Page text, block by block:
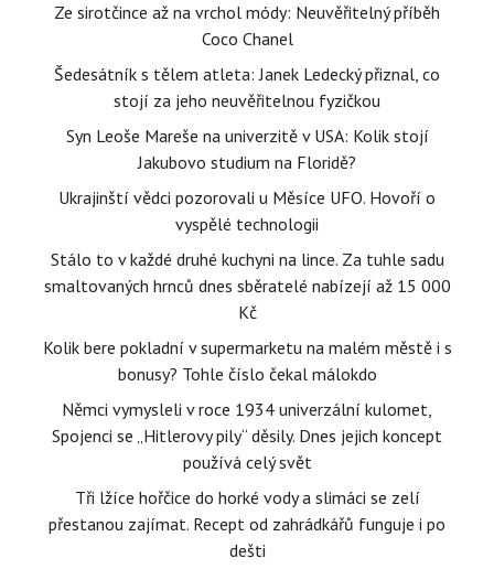
Ze sirotčince až na vrchol módy: Neuvěřitelný příběh
Coco Chanel
Šedesátník s tělem atleta: Janek Ledecký přiznal, co
stojí za jeho neuvěřitelnou fyzičkou
Syn Leoše Mareše na univerzitě v USA: Kolik stojí
Jakubovo studium na Floridě?
Ukrajinští vědci pozorovali u Měsíce UFO. Hovoří o
vyspělé technologii
Stálo to v každé druhé kuchyni na lince. Za tuhle sadu
smaltovaných hrnců dnes sběratelé nabízejí až 15 000
Kč
Kolik bere pokladní v supermarketu na malém městě i s
bonusy? Tohle číslo čekal málokdo
Němci vymysleli v roce 1934 univerzální kulomet,
Spojenci se „Hitlerovy pily“ děsily. Dnes jejich koncept
používá celý svět
Tři lžíce hořčice do horké vody a slimáci se zelí
přestanou zajímat. Recept od zahrádkářů funguje i po
dešti